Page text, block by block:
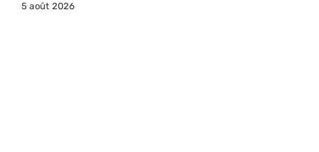
5 août 2026